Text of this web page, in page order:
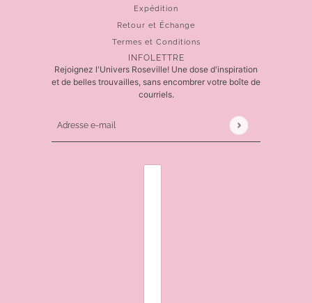
Expédition
Retour et Échange
Termes et Conditions
INFOLETTRE
Rejoignez l'Univers Roseville! Une dose d'inspiration
et de belles trouvailles, sans encombrer votre boîte de
courriels.
Adresse e-mail
Ce site est protégé par hCaptcha, et la